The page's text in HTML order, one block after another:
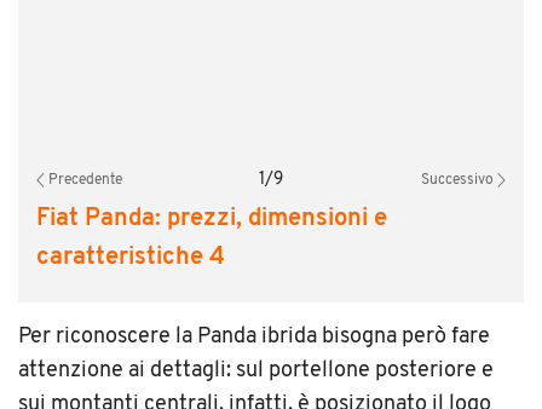
Precedente 1/9 Successivo
Fiat Panda: prezzi, dimensioni e
caratteristiche 4
Per riconoscere la Panda ibrida bisogna però fare
attenzione ai dettagli: sul portellone posteriore e